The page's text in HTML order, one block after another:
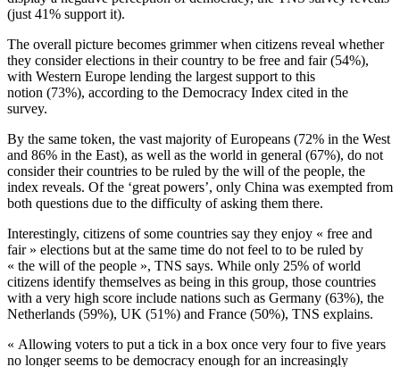
(just 41% support it).
The overall picture becomes grimmer when citizens reveal whether
they consider elections in their country to be free and fair (54%),
with Western Europe lending the largest support to this
notion (73%), according to the Democracy Index cited in the
survey.
By the same token, the vast majority of Europeans (72% in the West
and 86% in the East), as well as the world in general (67%), do not
consider their countries to be ruled by the will of the people, the
index reveals. Of the ‘great powers’, only China was exempted from
both questions due to the difficulty of asking them there.
Interestingly, citizens of some countries say they enjoy « free and
fair » elections but at the same time do not feel to to be ruled by
« the will of the people », TNS says. While only 25% of world
citizens identify themselves as being in this group, those countries
with a very high score include nations such as Germany (63%), the
Netherlands (59%), UK (51%) and France (50%), TNS explains.
« Allowing voters to put a tick in a box once very four to five years
no longer seems to be democracy enough for an increasingly